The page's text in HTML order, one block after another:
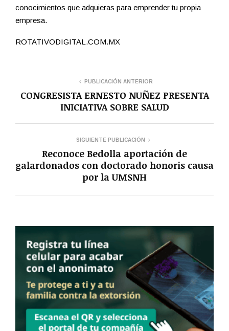
conocimientos que adquieras para emprender tu propia
empresa.
ROTATIVODIGITAL.COM.MX
PUBLICACIÓN ANTERIOR
CONGRESISTA ERNESTO NUÑEZ PRESENTA
INICIATIVA SOBRE SALUD
SIGUIENTE PUBLICACIÓN
Reconoce Bedolla aportación de
galardonados con doctorado honoris causa
por la UMSNH